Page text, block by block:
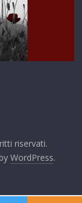
riservati.
WordPress.